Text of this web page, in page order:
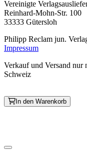
Vereinigte
Reinhard-Mohn-Str. 100
33333 Gütersloh
Philipp Reclam jun.
Impressum
Verkauf und Versand nur
Schweiz
In den Warenkorb